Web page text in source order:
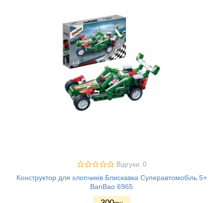
Відгуки: 0
Конструктор для хлопчиків Блискавка Суперавтомобіль 5+
BanBao 6965